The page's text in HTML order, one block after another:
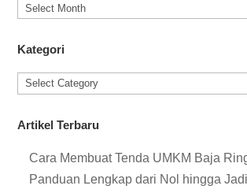
Kategori
Artikel Terbaru
Cara Membuat Tenda UMKM Baja
Panduan Lengkap dari Nol hingga